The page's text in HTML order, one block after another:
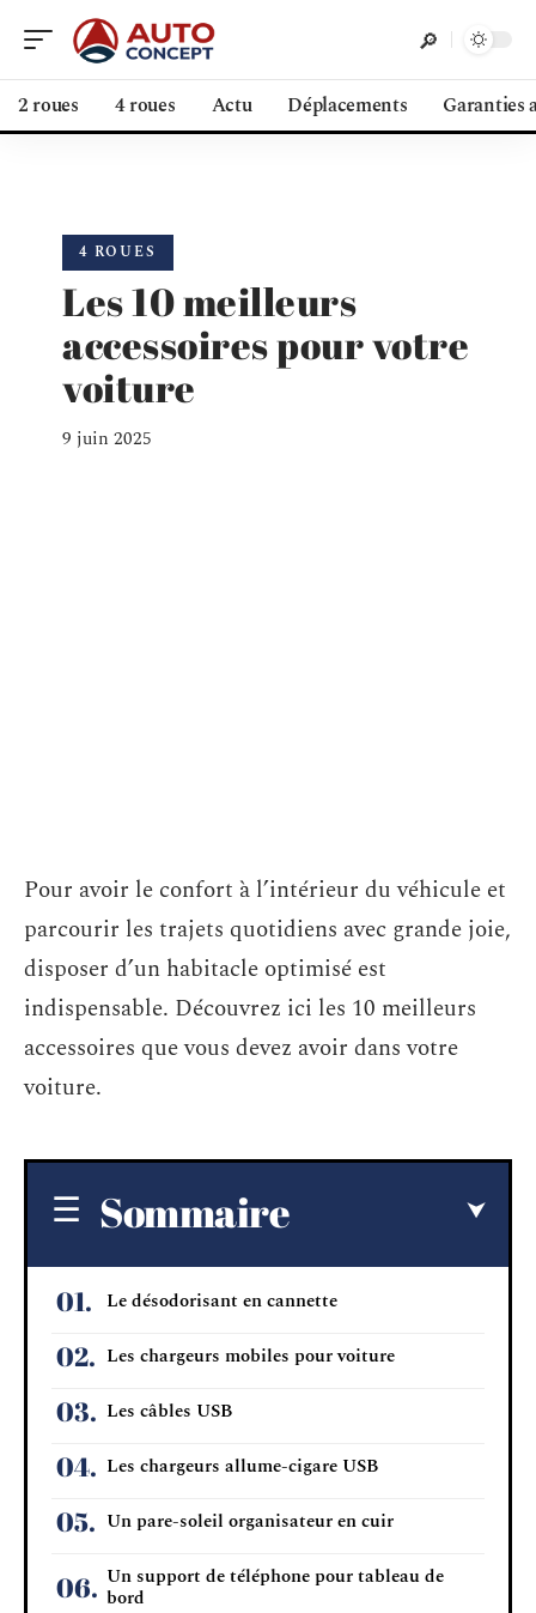
2 roues 4 roues Actu Déplacements Garanties
4 ROUES
Les 10 meilleurs
accessoires pour votre
voiture
9 juin 2025
Pour avoir le confort à l’intérieur du véhicule et
parcourir les trajets quotidiens avec grande joie,
disposer d’un habitacle optimisé est
indispensable. Découvrez ici les 10 meilleurs
accessoires que vous devez avoir dans votre
voiture.
Sommaire
Le désodorisant en cannette
Les chargeurs mobiles pour voiture
Les câbles USB
Les chargeurs allume-cigare USB
Un pare-soleil organisateur en cuir
Un support de téléphone pour tableau de
bord